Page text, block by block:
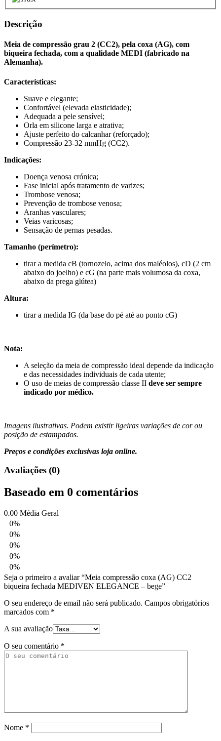
Descrição
Meia de compressão grau 2 (CC2), pela coxa (AG), com
biqueira fechada, com a qualidade MEDI (fabricado na
Alemanha).
Características:
Suave e elegante;
Confortável (elevada elasticidade);
Adequada a pele sensível;
Orla em silicone larga e atrativa;
Ajuste perfeito do calcanhar (reforçado);
Compressão 23-32 mmHg (CC2).
Indicações:
Doença venosa crónica;
Fase inicial após tratamento de varizes;
Trombose venosa;
Prevenção de trombose venosa;
Aranhas vasculares;
Veias varicosas;
Sensação de pernas pesadas.
Tamanho (perímetro):
tirar a medida cB (tornozelo, acima dos maléolos), cD (2 cm
abaixo do joelho) e cG (na parte mais volumosa da coxa,
abaixo da prega glútea)
Altura:
tirar a medida IG (da base do pé até ao ponto cG)
Nota:
A seleção da meia de compressão ideal depende da indicação
e das necessidades individuais de cada utente;
O uso de meias de compressão classe II deve ser sempre
indicado por médico.
Imagens ilustrativas. Podem existir ligeiras variações de cor ou
posição de estampados.
Preços e condições exclusivas loja online.
Avaliações (0)
Baseado em 0 comentários
0.00 Média Geral
0%
0%
0%
0%
0%
Seja o primeiro a avaliar “Meia compressão coxa (AG) CC2
biqueira fechada MEDIVEN ELEGANCE – bege”
O seu endereço de email não será publicado. Campos obrigatórios
marcados com *
A sua avaliação
O seu comentário *
Nome *